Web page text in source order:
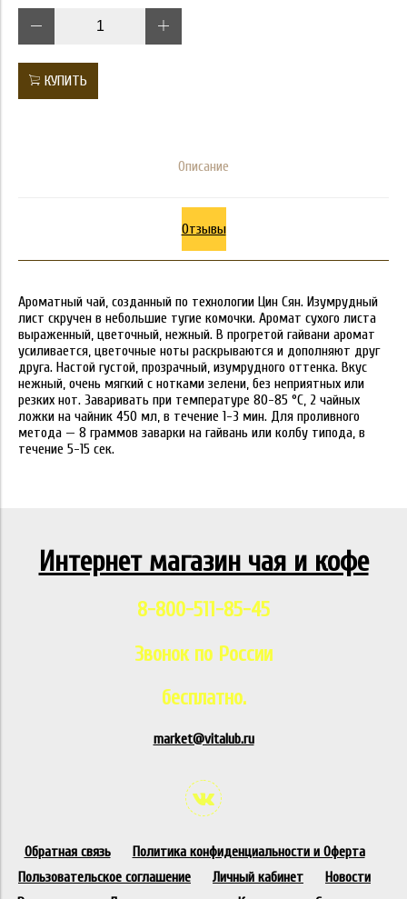
КУПИТЬ
Описание
Отзывы
Ароматный чай, созданный по технологии Цин Сян. Изумрудный
лист скручен в небольшие тугие комочки. Аромат сухого листа
выраженный, цветочный, нежный. В прогретой гайвани аромат
усиливается, цветочные ноты раскрываются и дополняют друг
друга. Настой густой, прозрачный, изумрудного оттенка. Вкус
нежный, очень мягкий с нотками зелени, без неприятных или
резких нот. Заваривать при температуре 80-85 °C, 2 чайных
ложки на чайник 450 мл, в течение 1-3 мин. Для проливного
метода — 8 граммов заварки на гайвань или колбу типода, в
течение 5-15 сек.
Интернет магазин чая и кофе
8-800-511-85-45
Звонок по России
бесплатно.
market@vitalub.ru
Обратная связь
Политика конфиденциальности и Оферта
Пользовательское соглашение
Личный кабинет
Новости